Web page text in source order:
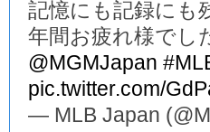
記憶にも記録にも
年間お疲れ様でし
@MGMJapan
pic.twitter.com/
— MLB Japan